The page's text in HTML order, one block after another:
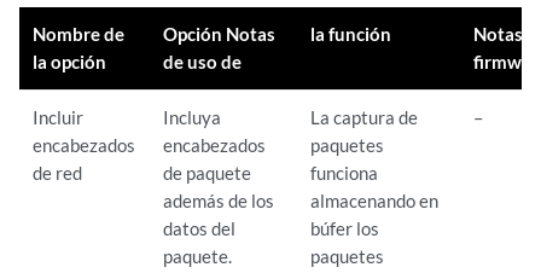
Nombre de
la opción
Opción Notas
de uso de
la función
Notas
Incluir
encabezados
de red
Incluya
encabezados
de paquete
además de los
datos del
paquete.
La captura de
paquetes
funciona
almacenando en
búfer los
paquetes
–